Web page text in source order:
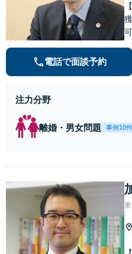
電話で面談予約
注力分野
離婚・男女問題 事例10件